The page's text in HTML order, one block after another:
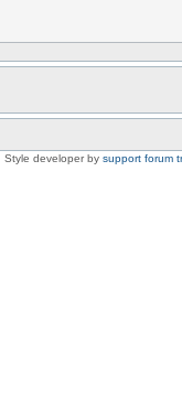
Style developer by support forum